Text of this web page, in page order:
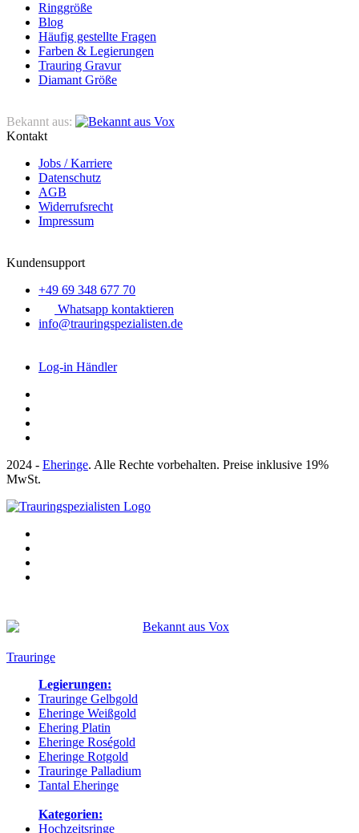
Ringgröße
Blog
Häufig gestellte Fragen
Farben & Legierungen
Trauring Gravur
Diamant Größe
Bekannt aus:
Kontakt
Jobs / Karriere
Datenschutz
AGB
Widerrufsrecht
Impressum
Kundensupport
+49 69 348 677 70
Whatsapp kontaktieren
info@trauringspezialisten.de
Log-in Händler
2024 - Eheringe. Alle Rechte vorbehalten. Preise inklusive 19%
MwSt.
Trauringe
Legierungen:
Trauringe Gelbgold
Eheringe Weißgold
Ehering Platin
Eheringe Roségold
Eheringe Rotgold
Trauringe Palladium
Tantal Eheringe
Kategorien:
Hochzeitsringe